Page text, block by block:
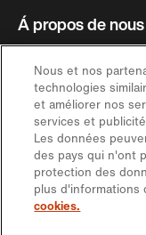
Á propos de nous
Contact et aide
Inspiration
Offre
Nous et nos
technologies
et améliorer nos
services et
Les données
des pays qui n'ont
protection des
plus d'informations
cookies.